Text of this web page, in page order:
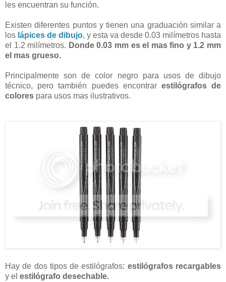
les encuentran su función.
Existen diferentes puntos y tienen una graduación similar a
los lápices de dibujo, y esta va desde 0.03 milímetros hasta
el 1.2 milímetros. Donde 0.03 mm es el mas fino y 1.2 mm
el mas grueso.
Principalmente son de color negro para usos de dibujo
técnico, pero también puedes encontrar estilógrafos de
colores para usos mas ilustrativos.
Hay de dos tipos de estilógrafos: estilógrafos recargables
y el estilógrafo desechable.